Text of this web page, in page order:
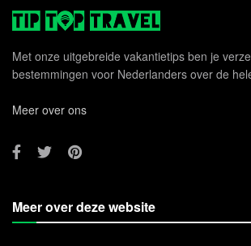
Met onze uitgebreide vakantietips ben je
bestemmingen voor Nederlanders over de
Meer over ons
Meer over deze website